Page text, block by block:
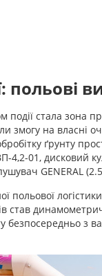
польові
події стала зона
змогу на власні
ґрунту
4,2-01, дисковий
GENERAL
польової
став
безпосередньо з